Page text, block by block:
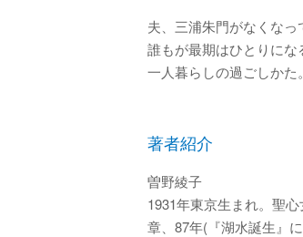
夫、三浦朱門がなくなっ
誰もが最期はひとりにな
一人暮らしの過ごしかた。
著者紹介
曽野綾子
1931年東京生まれ。聖
章、87年(『湖水誕生』